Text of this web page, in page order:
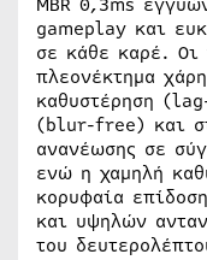
gameplay και
σε κάθε καρέ. Οι
πλεονέκτημα
καθυστέρηση
(blur-free) και
ανανέωσης σε
ενώ η χαμηλή
κορυφαία
και υψηλών
του